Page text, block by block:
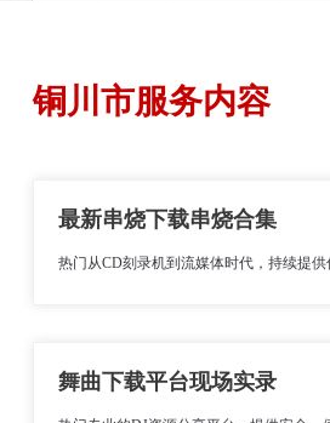
铜川市服务内容
最新串烧下载串烧合集
热门从CD刻录机到流媒体时代，持续提供
舞曲下载平台现场实录